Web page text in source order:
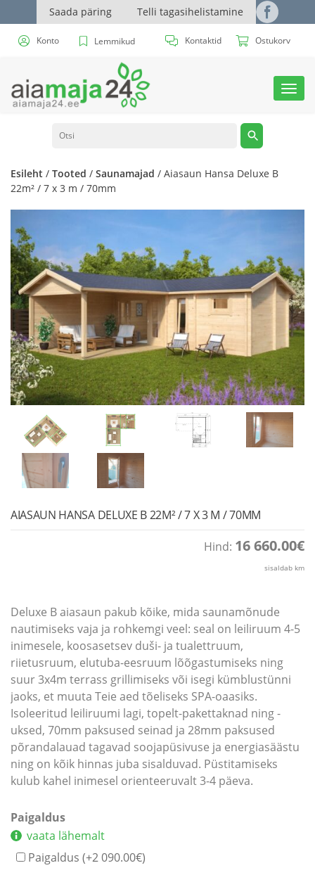
Saada päring Telli tagasihelistamine
Konto Lemmikud Kontaktid Ostukorv
Esileht / Tooted / Saunamajad / Aiasaun Hansa Deluxe B
22m² / 7 x 3 m / 70mm
AIASAUN HANSA DELUXE B 22M² / 7 X 3 M / 70MM
Hind: 16 660.00€
sisaldab km
Deluxe B aiasaun pakub kõike, mida saunamõnude
nautimiseks vaja ja rohkemgi veel: seal on leiliruum 4-5
inimesele, koosasetsev duši- ja tualettruum,
riietusruum, elutuba-eesruum lõõgastumiseks ning
suur 3x4m terrass grillimiseks või isegi kümblustünni
jaoks, et muuta Teie aed tõeliseks SPA-oaasiks.
Isoleeritud leiliruumi lagi, topelt-pakettaknad ning -
uksed, 70mm paksused seinad ja 28mm paksused
põrandalauad tagavad soojapüsivuse ja energiasäästu
ning on kõik hinnas juba sisalduvad. Püstitamiseks
kulub kahel inimesel orienteeruvalt 3-4 päeva.
Paigaldus
vaata lähemalt
Paigaldus (+2 090.00€)